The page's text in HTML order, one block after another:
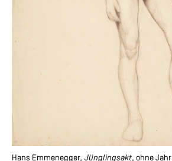
Hans Emmenegger, Jünglingsakt, ohne Jahr